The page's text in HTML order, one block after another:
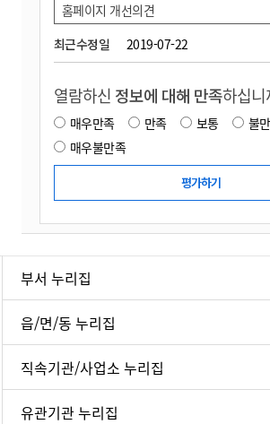
최근수정일 2019-07-22
홈페이지 개선의견
열람하신 정보에 대해 만족하십니
매우만족 만족 보통
불
매우불만족
부서 누리집
읍/면/동 누리집
직속기관/사업소 누리집
유관기관 누리집